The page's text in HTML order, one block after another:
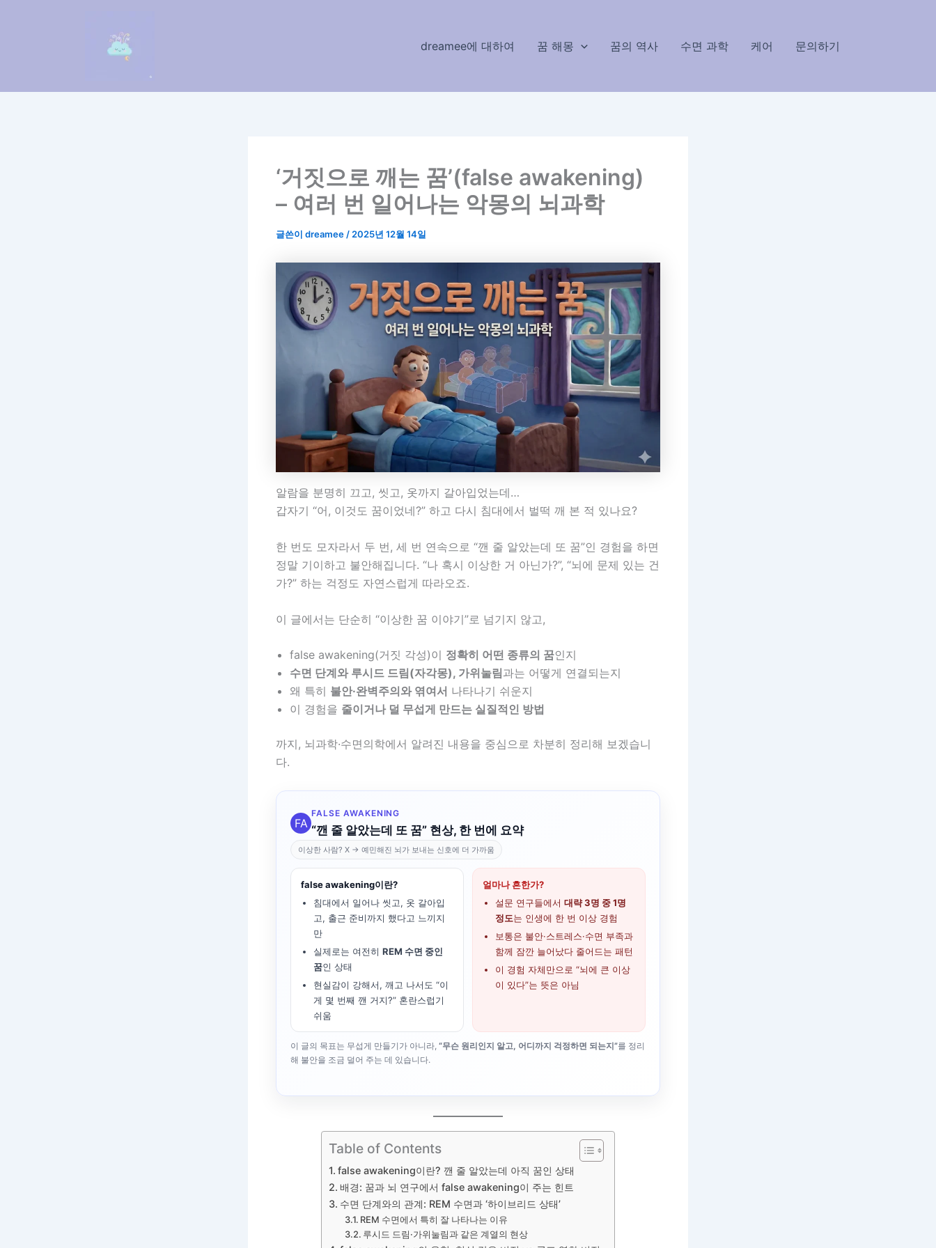
dreamee에 대하여 꿈 해몽 꿈의 역사 수면 과학 케어 문의하기
‘거짓으로 깨는 꿈’(false awakening)
– 여러 번 일어나는 악몽의 뇌과학
글쓴이 dreamee / 2025년 12월 14일
알람을 분명히 끄고, 씻고, 옷까지 갈아입었는데…
갑자기 “어, 이것도 꿈이었네?” 하고 다시 침대에서 벌떡 깨 본 적 있나요?
한 번도 모자라서 두 번, 세 번 연속으로 “깬 줄 알았는데 또 꿈”인 경험을 하면
정말 기이하고 불안해집니다. “나 혹시 이상한 거 아닌가?”, “뇌에 문제 있는 건
가?” 하는 걱정도 자연스럽게 따라오죠.
이 글에서는 단순히 “이상한 꿈 이야기”로 넘기지 않고,
false awakening(거짓 각성)이 정확히 어떤 종류의 꿈인지
수면 단계와 루시드 드림(자각몽), 가위눌림과는 어떻게 연결되는지
왜 특히 불안·완벽주의와 엮여서 나타나기 쉬운지
이 경험을 줄이거나 덜 무섭게 만드는 실질적인 방법
까지, 뇌과학·수면의학에서 알려진 내용을 중심으로 차분히 정리해 보겠습니
다.
FA
FALSE AWAKENING
“깬 줄 알았는데 또 꿈” 현상, 한 번에 요약
이상한 사람? X → 예민해진 뇌가 보내는 신호에 더 가까움
false awakening이란?
침대에서 일어나 씻고, 옷 갈아입
고, 출근 준비까지 했다고 느끼지
만
실제로는 여전히 REM 수면 중인
꿈인 상태
현실감이 강해서, 깨고 나서도 “이
게 몇 번째 깬 거지?” 혼란스럽기
쉬움
얼마나 흔한가?
설문 연구들에서 대략 3명 중 1명
정도는 인생에 한 번 이상 경험
보통은 불안·스트레스·수면 부족과
함께 잠깐 늘어났다 줄어드는 패턴
이 경험 자체만으로 “뇌에 큰 이상
이 있다”는 뜻은 아님
이 글의 목표는 무섭게 만들기가 아니라, “무슨 원리인지 알고, 어디까지 걱정하면 되는지”를 정리
해 불안을 조금 덜어 주는 데 있습니다.
Table of Contents
false awakening이란? 깬 줄 알았는데 아직 꿈인 상태
배경: 꿈과 뇌 연구에서 false awakening이 주는 힌트
수면 단계와의 관계: REM 수면과 ‘하이브리드 상태’
REM 수면에서 특히 잘 나타나는 이유
루시드 드림·가위눌림과 같은 계열의 현상